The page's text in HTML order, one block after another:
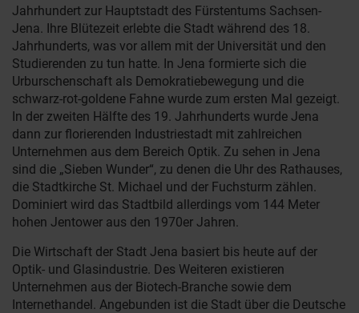
Jahrhundert zur Hauptstadt des Fürstentums Sachsen-
Jena. Ihre Blütezeit erlebte die Stadt während des 18.
Jahrhunderts, was vor allem mit der Universität und den
Studierenden zu tun hatte. In Jena formierte sich die
Urburschenschaft als Demokratiebewegung und die
schwarz-rot-goldene Fahne wurde zum ersten Mal gezeigt.
In der zweiten Hälfte des 19. Jahrhunderts wurde Jena
dann zur florierenden Industriestadt mit zahlreichen
Unternehmen aus dem Bereich Optik. Zu sehen in Jena
sind die „Sieben Wunder“, zu denen die Uhr des Rathauses,
die Stadtkirche St. Michael und der Fuchsturm zählen.
Dominiert wird das Stadtbild allerdings vom 144 Meter
hohen Jentower aus den 1970er Jahren.
Die Wirtschaft der Stadt Jena basiert bis heute auf der
Optik- und Glasindustrie. Des Weiteren existieren
Unternehmen aus der Biotech-Branche sowie dem
Internethandel. Angebunden ist die Stadt über die Deutsche